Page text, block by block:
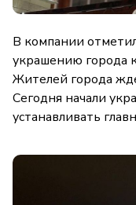
В компании
украшению города
Жителей города
Сегодня начали
устанавливать